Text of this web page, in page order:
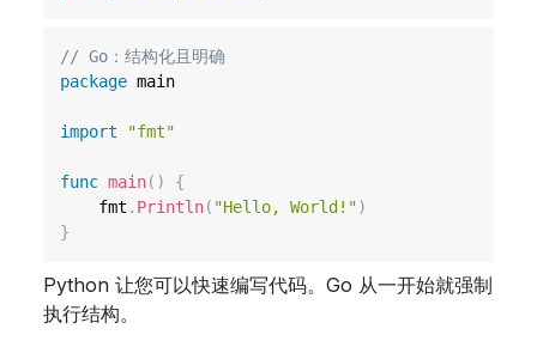
// Go：结构化且明确
package main
import "fmt"
func main( )
{
	fmt
. Println( "Hello, World!")
}
Python 让您可以快速编写代码。Go 从一开始就强制
执行结构。